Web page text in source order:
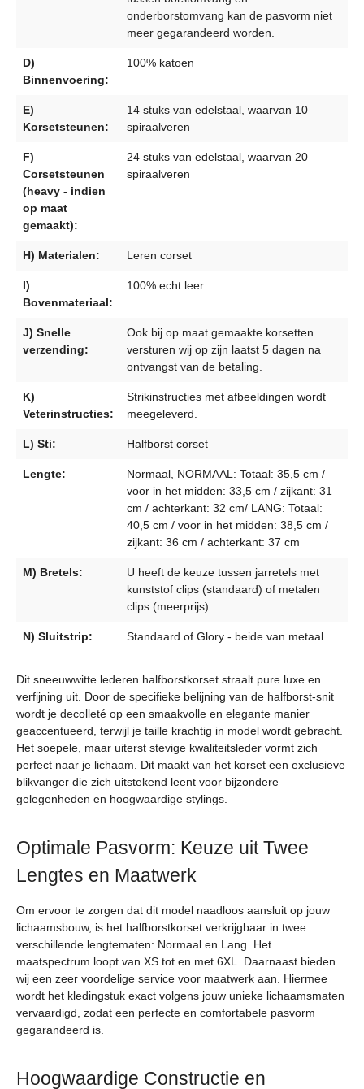
onderborstomvang kan de pasvorm niet
meer gegarandeerd worden.
D)
Binnenvoering:
100% katoen
E)
Korsetsteunen:
14 stuks van edelstaal, waarvan 10
spiraalveren
F)
Corsetsteunen
(heavy - indien
op maat
gemaakt):
24 stuks van edelstaal, waarvan 20
spiraalveren
H) Materialen: Leren corset
I)
Bovenmateriaal:
100% echt leer
J) Snelle
verzending:
Ook bij op maat gemaakte korsetten
versturen wij op zijn laatst 5 dagen na
ontvangst van de betaling.
K)
Veterinstructies:
Strikinstructies met afbeeldingen wordt
meegeleverd.
L) Sti: Halfborst corset
Lengte:
Normaal, NORMAAL: Totaal: 35,5 cm /
voor in het midden: 33,5 cm / zijkant: 31
cm / achterkant: 32 cm/ LANG: Totaal:
40,5 cm / voor in het midden: 38,5 cm /
zijkant: 36 cm / achterkant: 37 cm
M) Bretels:
U heeft de keuze tussen jarretels met
kunststof clips (standaard) of metalen
clips (meerprijs)
N) Sluitstrip: Standaard of Glory - beide van metaal
Dit sneeuwwitte lederen halfborstkorset straalt pure luxe en
verfijning uit. Door de specifieke belijning van de halfborst-snit
wordt je decolleté op een smaakvolle en elegante manier
geaccentueerd, terwijl je taille krachtig in model wordt gebracht.
Het soepele, maar uiterst stevige kwaliteitsleder vormt zich
perfect naar je lichaam. Dit maakt van het korset een exclusieve
blikvanger die zich uitstekend leent voor bijzondere
gelegenheden en hoogwaardige stylings.
Optimale Pasvorm: Keuze uit Twee
Lengtes en Maatwerk
Om ervoor te zorgen dat dit model naadloos aansluit op jouw
lichaamsbouw, is het halfborstkorset verkrijgbaar in twee
verschillende lengtematen: Normaal en Lang. Het
maatspectrum loopt van XS tot en met 6XL. Daarnaast bieden
wij een zeer voordelige service voor maatwerk aan. Hiermee
wordt het kledingstuk exact volgens jouw unieke lichaamsmaten
vervaardigd, zodat een perfecte en comfortabele pasvorm
gegarandeerd is.
Hoogwaardige Constructie en